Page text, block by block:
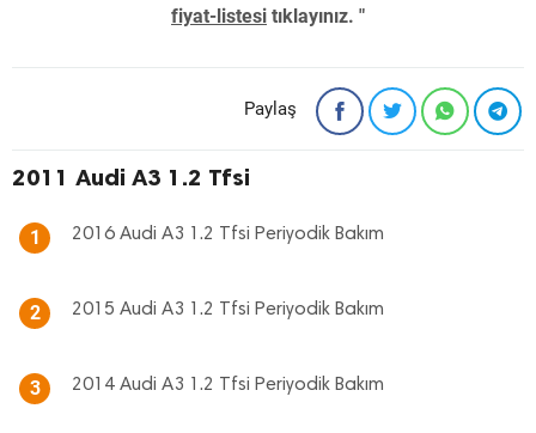
fiyat-listesi tıklayınız. "
Paylaş
2011 Audi A3 1.2 Tfsi
1 2016 Audi A3 1.2 Tfsi Periyodik Bakım
2 2015 Audi A3 1.2 Tfsi Periyodik Bakım
3 2014 Audi A3 1.2 Tfsi Periyodik Bakım